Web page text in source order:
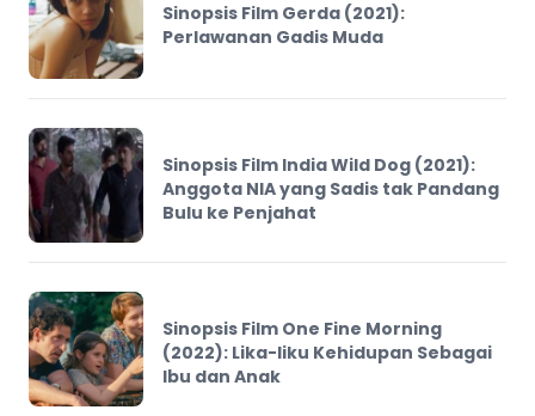
Sinopsis Film Gerda (2021):
Perlawanan Gadis Muda
Sinopsis Film India Wild Dog (2021):
Anggota NIA yang Sadis tak Pandang
Bulu ke Penjahat
Sinopsis Film One Fine Morning
(2022): Lika-liku Kehidupan Sebagai
Ibu dan Anak